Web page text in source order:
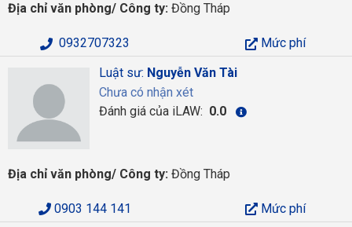
Địa chỉ văn phòng/ Công ty: Đồng Tháp
0932707323
Mức phí
Luật sư: Nguyễn Văn Tài
Chưa có nhận xét
Đánh giá của iLAW: 0.0
Địa chỉ văn phòng/ Công ty: Đồng Tháp
0903 144 141 Mức phí